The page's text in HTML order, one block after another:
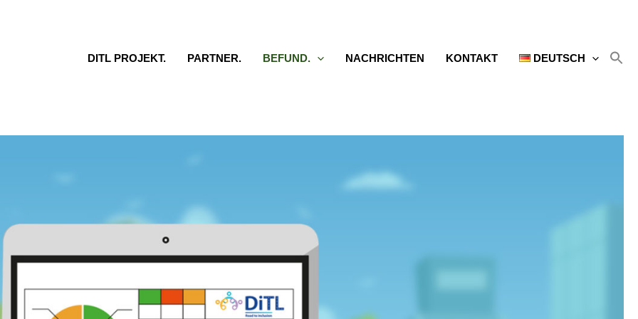
DITL PROJEKT.
PARTNER. BEFUND. NACHRICHTEN KONTAKT DEUTSCH